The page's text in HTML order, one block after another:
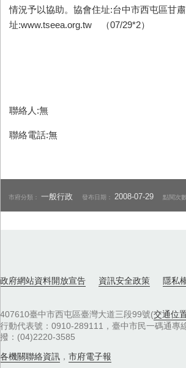
情況予以協助。協會住址:台中市西屯區甘
址:www.tseea.org.tw （07/29*2）
聯絡人:無
聯絡電話:無
市府分類：一般行政 發布日期： 2008-07-29 點閱次
政府網站資料開放宣告 資訊安全政策 隱私
407610臺中市西屯區臺灣大道三段99號(交通位
行動代表號：0910-289111，臺中市民一碼通專
撥：(04)2220-3585
各機關聯絡資訊 ， 市府電子報